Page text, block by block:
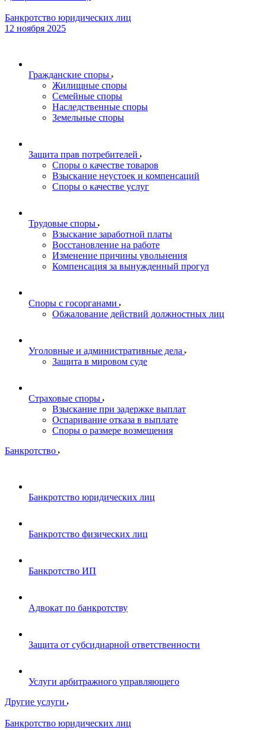
Банкротство юридических лиц
12 ноября 2025
Гражданские споры
Жилищные споры
Семейные споры
Наследственные споры
Земельные споры
Защита прав потребителей
Споры о качестве товаров
Взыскание неустоек и компенсаций
Споры о качестве услуг
Трудовые споры
Взыскание заработной платы
Восстановление на работе
Изменение причины увольнения
Компенсация за вынужденный прогул
Споры с госорганами
Обжалование действий должностных лиц
Уголовные и административные дела
Защита в мировом суде
Страховые споры
Взыскание при задержке выплат
Оспаривание отказа в выплате
Споры о размере возмещения
Банкротство
Банкротство юридических лиц
Банкротство физических лиц
Банкротство ИП
Адвокат по банкротству
Защита от субсидиарной ответственности
Услуги арбитражного управляющего
Другие услуги
Банкротство юридических лиц